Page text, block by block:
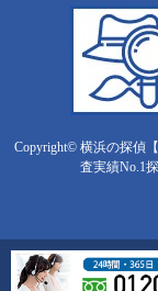
Copyright© 横浜の探偵
査実績No.1